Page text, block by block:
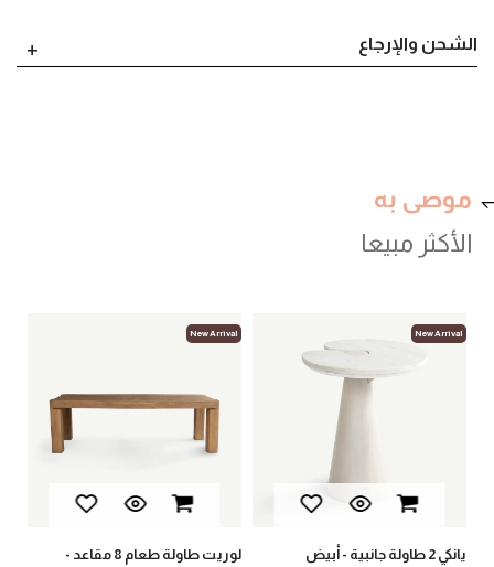
الشحن والإرجاع
موصى به
New Arrival
يانكي 2 طاولة جانبية - أبيض
New Arrival
لوريت طاولة طعام 8 مقاعد -
الأكثر مبيعا